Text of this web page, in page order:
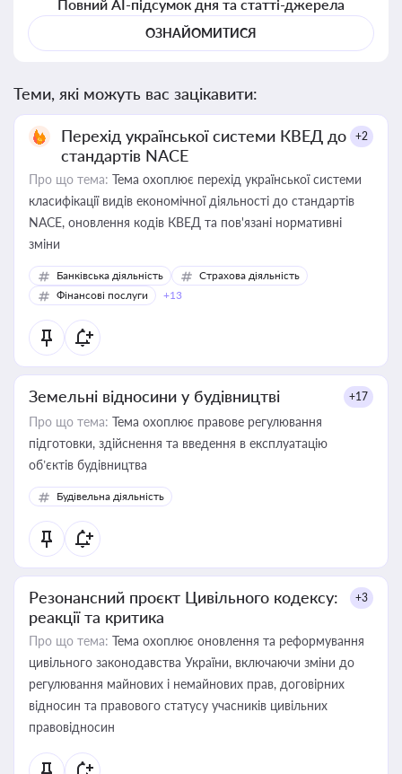
Повний AI-підсумок дня та статті-джерела
ОЗНАЙОМИТИСЯ
Теми, які можуть вас зацікавити:
Перехід української системи КВЕД до
стандартів NACE
+2
Про що тема: Тема охоплює перехід української системи
класифікації видів економічної діяльності до стандартів
NACE, оновлення кодів КВЕД та пов'язані нормативні
зміни
Банківська діяльність
Страхова діяльність
Фінансові послуги
+13
Земельні відносини у будівництві +17
Про що тема: Тема охоплює правове регулювання
підготовки, здійснення та введення в експлуатацію
об’єктів будівництва
Будівельна діяльність
Резонансний проєкт Цивільного кодексу:
реакції та критика
+3
Про що тема: Тема охоплює оновлення та реформування
цивільного законодавства України, включаючи зміни до
регулювання майнових і немайнових прав, договірних
відносин та правового статусу учасників цивільних
правовідносин